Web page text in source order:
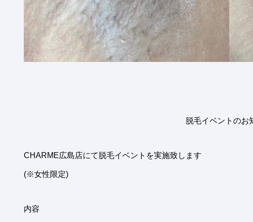
脱毛イベントのお
CHARME広島店にて脱毛イベントを実施致します
(※女性限定)
内容